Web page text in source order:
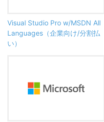
Visual Studio Pro w/MSDN All
Languages（企業向け/分割払
い）